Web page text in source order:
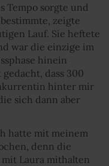
Tempo sorgte und
zeigte
Lauf. Sie heftete
war die einzige im
hinein
dass 300
hinter mir
sich dann aber
hatte mit meinem
denn die
Laura mithalten